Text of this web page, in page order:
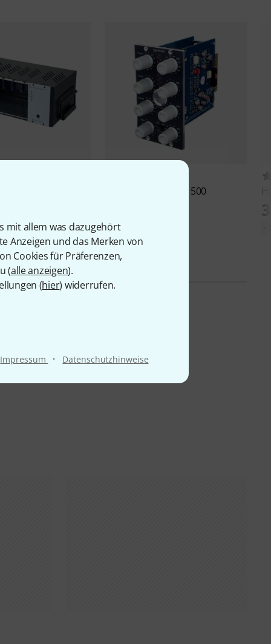
mit allem was dazugehört
Anzeigen und das Merken von
Cookies für Präferenzen,
(alle anzeigen).
(hier) widerrufen.
Impressum · Datenschutzhinweise
€
xpressor neo 500